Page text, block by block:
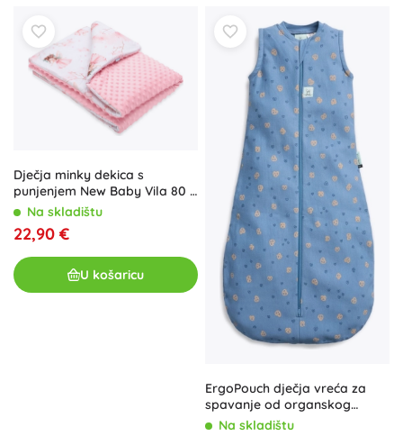
Dječja minky dekica s
punjenjem New Baby Vila 80 ×
100 cm
Na skladištu
22,90 €
U košaricu
ErgoPouch dječja vreća za
spavanje od organskog
pamuka Jersey, 0,2 TOG (8–
Na skladištu